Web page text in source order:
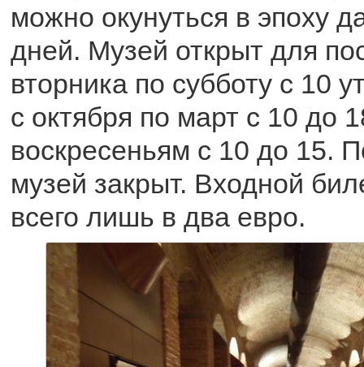
можно окунуться в эпоху
дней. Музей открыт для
вторника по субботу с 10
с октября по март с 10 до
воскресеньям с 10 до 15.
музей закрыт. Входной
всего лишь в два евро.